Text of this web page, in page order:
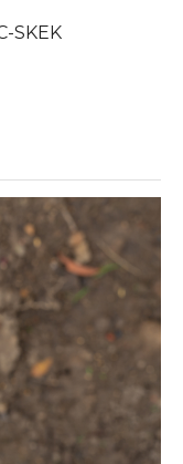
SKEK